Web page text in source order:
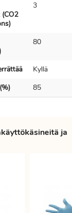
3
80
Kyllä
85
ja